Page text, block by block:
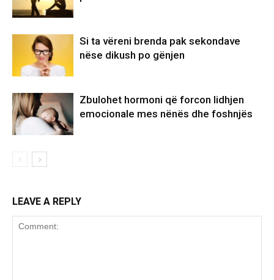
Si ta vëreni brenda pak sekondave
nëse dikush po gënjen
Zbulohet hormoni që forcon lidhjen
emocionale mes nënës dhe foshnjës
LEAVE A REPLY